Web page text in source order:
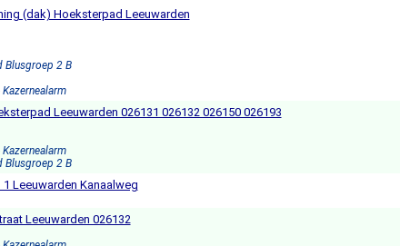
(dak) Hoeksterpad Leeuwarden
Blusgroep 2 B
Kazernealarm
Leeuwarden 026131 026132 026150 026193
Kazernealarm
Blusgroep 2 B
Leeuwarden Kanaalweg
Leeuwarden 026132